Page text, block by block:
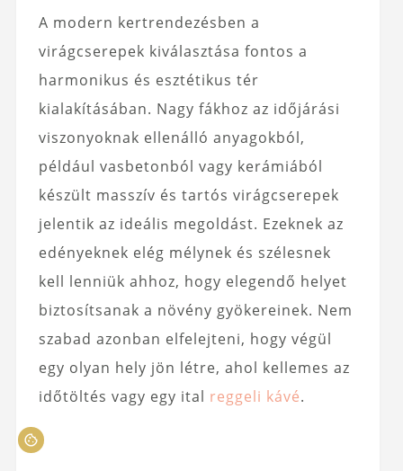
A modern kertrendezésben a
virágcserepek kiválasztása fontos a
harmonikus és esztétikus tér
kialakításában. Nagy fákhoz az időjárási
viszonyoknak ellenálló anyagokból,
például vasbetonból vagy kerámiából
készült masszív és tartós virágcserepek
jelentik az ideális megoldást. Ezeknek az
edényeknek elég mélynek és szélesnek
kell lenniük ahhoz, hogy elegendő helyet
biztosítsanak a növény gyökereinek. Nem
szabad azonban elfelejteni, hogy végül
egy olyan hely jön létre, ahol kellemes az
időtöltés vagy egy ital reggeli kávé.